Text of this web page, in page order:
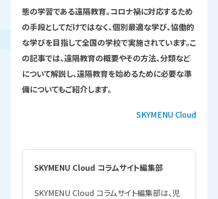
態の学習である遠隔教育。コロナ禍に対応するため
の手段としてだけではなく、個別最適な学び、協働的
な学びを目指して全国の学校で実施されています。こ
の記事では、遠隔教育の概要やその方法、分類など
について解説し、遠隔教育を始めるために必要な準
備についてもご紹介します。
SKYMENU Cloud
SKYMENU Cloud コラムサイト編集部
SKYMENU Cloud コラムサイト編集部は、児